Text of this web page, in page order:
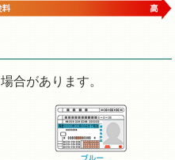
合があります。